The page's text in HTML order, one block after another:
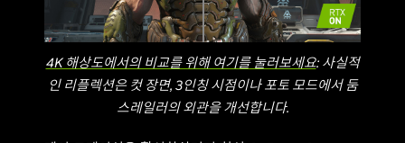
4K 해상도에서의 비교를 위해 여기를 눌러보세요: 사실적
인 리플렉션은 컷 장면, 3인칭 시점이나 포토 모드에서 둠
스레일러의 외관을 개선합니다.